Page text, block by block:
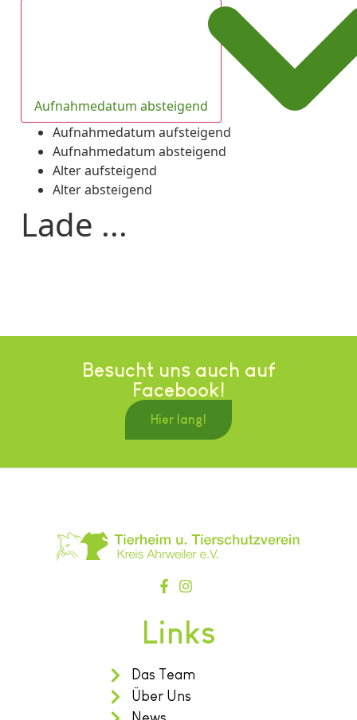
Aufnahmedatum absteigend
Aufnahmedatum aufsteigend
Aufnahmedatum absteigend
Alter aufsteigend
Alter absteigend
Lade ...
Besucht uns auch auf
Facebook!
Hier lang!
Links
Das Team
Über Uns